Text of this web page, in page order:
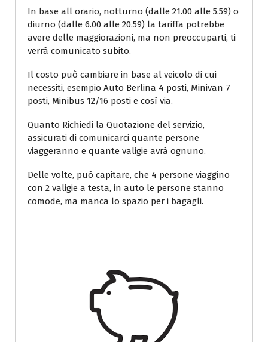
In base all orario, notturno (dalle 21.00 alle 5.59) o
diurno (dalle 6.00 alle 20.59) la tariffa potrebbe
avere delle maggiorazioni, ma non preoccuparti, ti
verrà comunicato subito.
Il costo può cambiare in base al veicolo di cui
necessiti, esempio Auto Berlina 4 posti, Minivan 7
posti, Minibus 12/16 posti e così via.
Quanto Richiedi la Quotazione del servizio,
assicurati di comunicarci quante persone
viaggeranno e quante valigie avrà ognuno.
Delle volte, può capitare, che 4 persone viaggino
con 2 valigie a testa, in auto le persone stanno
comode, ma manca lo spazio per i bagagli.